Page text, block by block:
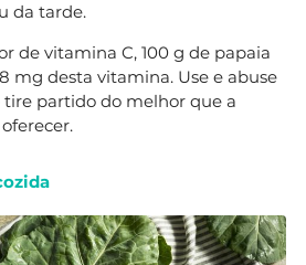
da tarde.
de vitamina C, 100 g de papaia
mg desta vitamina. Use e abuse
partido do melhor que a